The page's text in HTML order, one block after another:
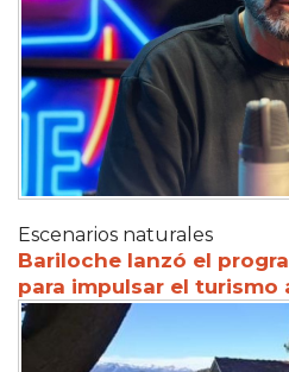
Escenarios naturales
Bariloche lanzó el
para impulsar el turismo